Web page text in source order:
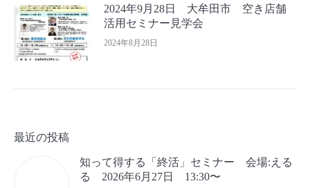
2024年9月28日 大牟田市 空き店舗
活用セミナー見学会
2024年8月28日
最近の投稿
知って得する「終活」セミナー 会場:える
る 2026年6月27日 13:30〜